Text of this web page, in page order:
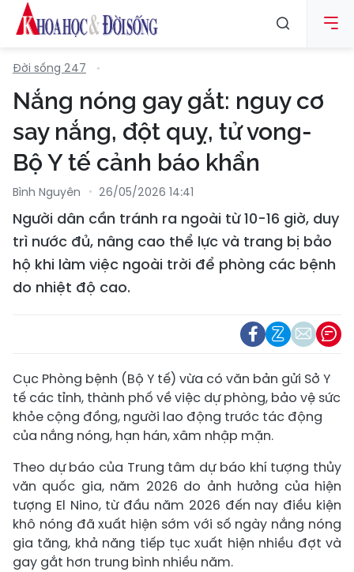
Đời sống 247
Nắng nóng gay gắt: nguy cơ
say nắng, đột quỵ, tử vong-
Bộ Y tế cảnh báo khẩn
Bình Nguyên 26/05/2026 14:41
Người dân cần tránh ra ngoài từ 10-16 giờ, duy
trì nước đủ, nâng cao thể lực và trang bị bảo
hộ khi làm việc ngoài trời để phòng các bệnh
do nhiệt độ cao.
Cục Phòng bệnh (Bộ Y tế) vừa có văn bản gửi Sở Y
tế các tỉnh, thành phố về việc dự phòng, bảo vệ sức
khỏe cộng đồng, người lao động trước tác động
của nắng nóng, hạn hán, xâm nhập mặn.
Theo dự báo của Trung tâm dự báo khí tượng thủy
văn quốc gia, năm 2026 do ảnh hưởng của hiện
tượng El Nino, từ đầu năm 2026 đến nay điều kiện
khô nóng đã xuất hiện sớm với số ngày nắng nóng
gia tăng, khả năng tiếp tục xuất hiện nhiều đợt và
gay gắt hơn trung bình nhiều năm.